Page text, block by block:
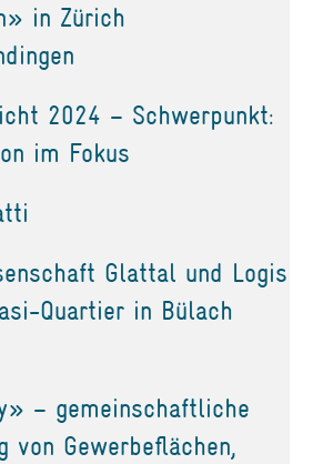
in Zürich
2024 – Schwerpunkt:
im Fokus
Glattal und Logis
Quartier in Bülach
– gemeinschaftliche
von Gewerbeflächen,